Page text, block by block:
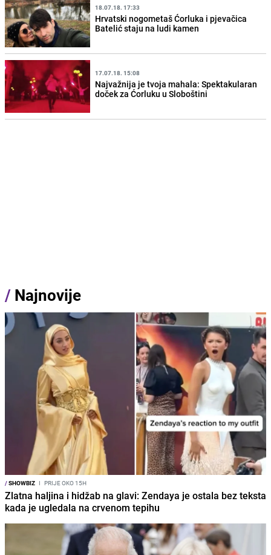
18.07.18. 17:33
Hrvatski nogometaš Ćorluka i pjevačica
Batelić staju na ludi kamen
17.07.18. 15:08
Najvažnija je tvoja mahala: Spektakularan
doček za Ćorluku u Sloboštini
/ Najnovije
/SHOWBIZ I PRIJE OKO 15H
Zlatna haljina i hidžab na glavi: Zendaya je ostala bez teksta
kada je ugledala na crvenom tepihu